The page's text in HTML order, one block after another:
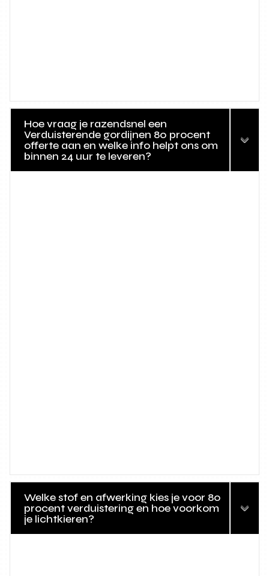
Hoe vraag je razendsnel een
Verduisterende gordijnen 80 procent
offerte aan en welke info helpt ons om
binnen 24 uur te leveren?
Welke stof en afwerking kies je voor 80
procent verduistering en hoe voorkom
je lichtkieren?